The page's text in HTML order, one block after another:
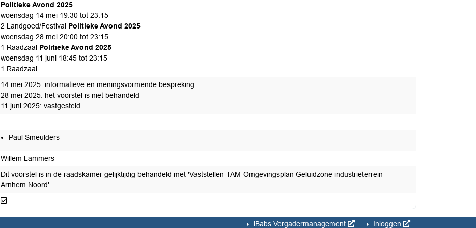
Politieke Avond 2025
woensdag 14 mei 19:30 tot 23:15
2 Landgoed/Festival Politieke Avond 2025
woensdag 28 mei 20:00 tot 23:15
1 Raadzaal Politieke Avond 2025
woensdag 11 juni 18:45 tot 23:15
1 Raadzaal
14 mei 2025: informatieve en meningsvormende bespreking
28 mei 2025: het voorstel is niet behandeld
11 juni 2025: vastgesteld
Paul Smeulders
Willem Lammers
Dit voorstel is in de raadskamer gelijktijdig behandeld met 'Vaststellen TAM-Omgevingsplan Geluidzone industrieterrein
Arnhem Noord'.
Afgedaan
iBabs Vergadermanagement Inloggen